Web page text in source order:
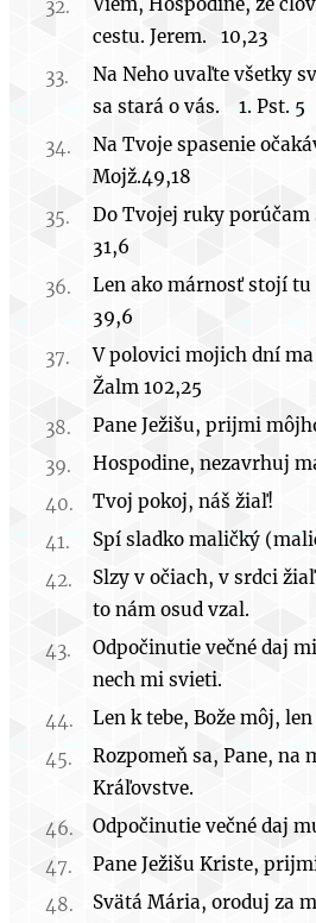
cestu. Jerem. 10,23
Na Neho uvaľte všetky
sa stará o vás. 1. Pst. 5
Na Tvoje spasenie
Mojž.49,18
Do Tvojej ruky
31,6
Len ako márnosť stojí
39,6
V polovici mojich dní
Žalm 102,25
Pane Ježišu, prijmi
Hospodine, nezavrhuj
Tvoj pokoj, náš žiaľ!
Spí sladko maličký
Slzy v očiach, v srdci
to nám osud vzal.
Odpočinutie večné daj
nech mi svieti.
Len k tebe, Bože môj,
Rozpomeň sa, Pane, na
Kráľovstve.
Odpočinutie večné daj
Pane Ježišu Kriste,
Svätá Mária, oroduj za